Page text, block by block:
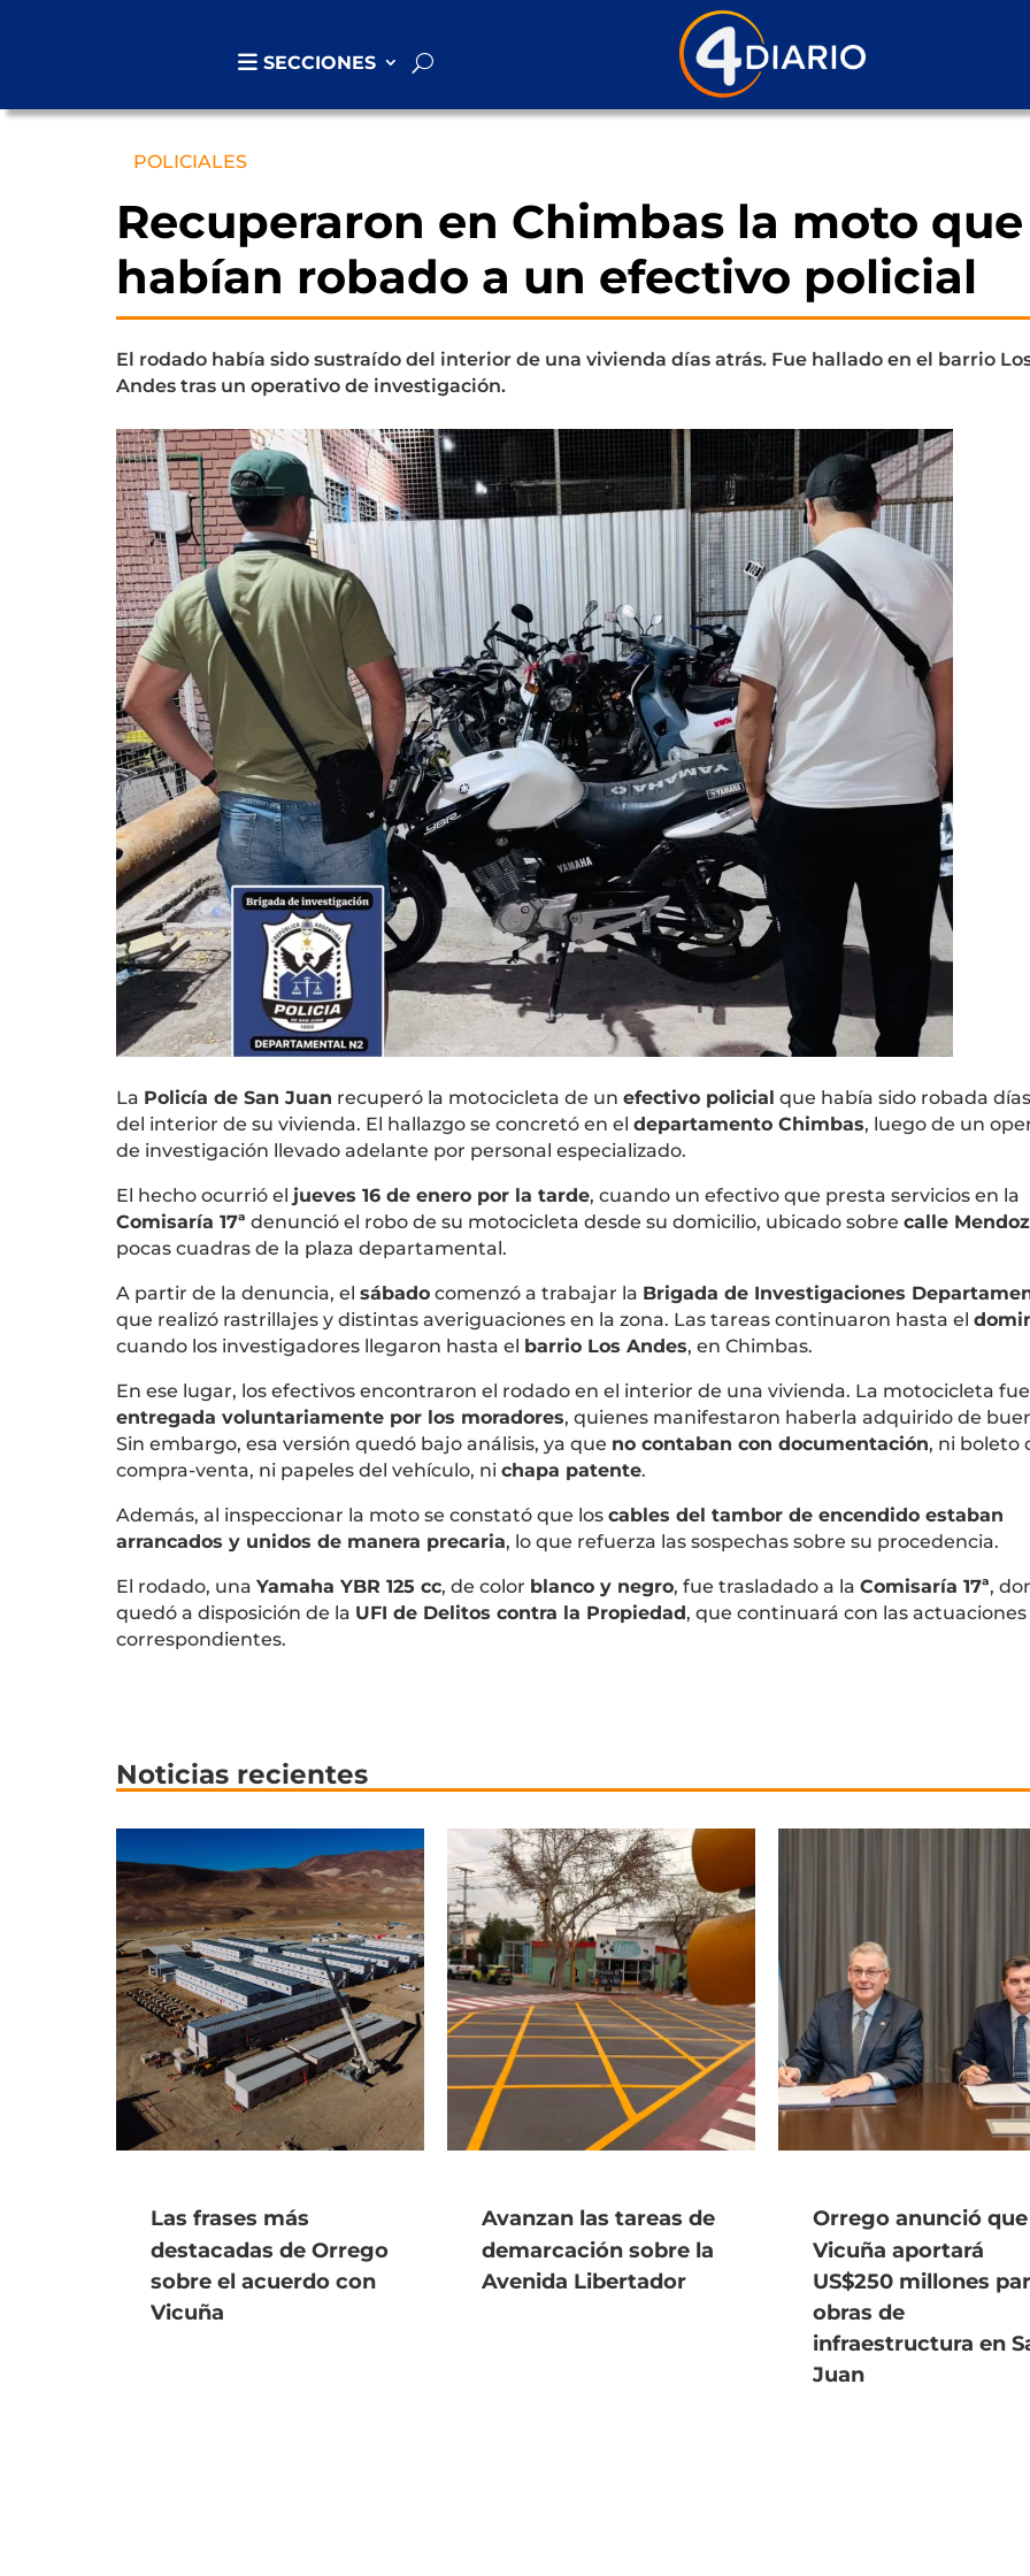
SECCIONES
POLICIALES
Recuperaron en Chimbas la moto
habían robado a un efectivo policial
El rodado había sido sustraído del interior de una vivienda días atrás. Fue hallado en el barrio
Andes tras un operativo de investigación.
La Policía de San Juan recuperó la motocicleta de un efectivo policial que había sido robada
del interior de su vivienda. El hallazgo se concretó en el departamento Chimbas, luego de un
de investigación llevado adelante por personal especializado.
El hecho ocurrió el jueves 16 de enero por la tarde, cuando un efectivo que presta servicios en la
Comisaría 17ª denunció el robo de su motocicleta desde su domicilio, ubicado sobre calle
pocas cuadras de la plaza departamental.
A partir de la denuncia, el sábadocomenzó a trabajar la Brigada de Investigaciones
que realizó rastrillajes y distintas averiguaciones en la zona. Las tareas continuaron hasta el
cuando los investigadores llegaron hasta el barrio Los Andes, en Chimbas.
En ese lugar, los efectivos encontraron el rodado en el interior de una vivienda. La motocicleta fue
entregada voluntariamente por los moradores, quienes manifestaron haberla adquirido de
Sin embargo, esa versión quedó bajo análisis, ya que no contaban con documentación, ni boleto
compra-venta, ni papeles del vehículo, ni chapa patente.
Además, al inspeccionar la moto se constató que los cables del tambor de encendido estaban
arrancados y unidos de manera precaria, lo que refuerza las sospechas sobre su procedencia.
El rodado, una Yamaha YBR 125 cc, de color blanco y negro, fue trasladado a la Comisaría 17ª,
quedó a disposición de la UFI de Delitos contra la Propiedad, que continuará con las actuaciones
correspondientes.
Noticias recientes
Las frases más
destacadas de Orrego
sobre el acuerdo con
Vicuña
Avanzan las tareas de
demarcación sobre la
Avenida Libertador
Orrego anunció que
Vicuña aportará
US$250 millones
obras de
infraestructura en
Juan